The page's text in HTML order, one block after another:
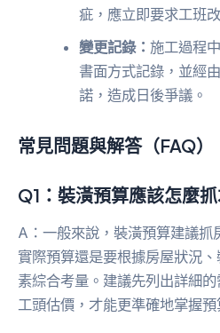
疵，應立即要求工班
變更記錄：施工過程
書面方式記錄，並經
諾，造成日後爭議。
常見問題與解答（FAQ）
Q1：裝潢預算應該怎麼
A：一般來說，裝潢預算建議
實際預算還是要根據房屋狀況
素綜合考量。建議先列出詳細
工頭估價，才能更準確地掌握預